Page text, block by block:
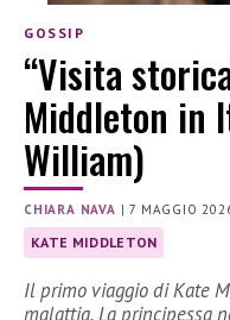
GOSSIP
“Visita
Middleton in
William)
CHIARA NAVA |7 MAGGIO
KATE MIDDLETON
Il primo viaggio di Kate
malattia. La principessa